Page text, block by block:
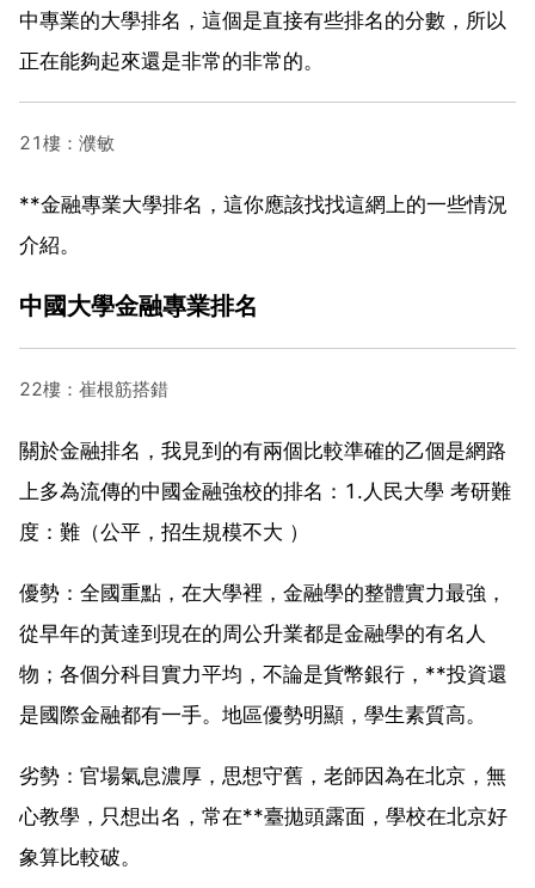
中專業的大學排名，這個是直接有些排名的分數，所以
正在能夠起來還是非常的非常的。
21樓：濮敏
**金融專業大學排名，這你應該找找這網上的一些情況
介紹。
中國大學金融專業排名
22樓：崔根筋搭錯
關於金融排名，我見到的有兩個比較準確的乙個是網路
上多為流傳的中國金融強校的排名：1.人民大學 考研難
度：難（公平，招生規模不大 ）
優勢：全國重點，在大學裡，金融學的整體實力最強，
從早年的黃達到現在的周公升業都是金融學的有名人
物；各個分科目實力平均，不論是貨幣銀行，**投資還
是國際金融都有一手。地區優勢明顯，學生素質高。
劣勢：官場氣息濃厚，思想守舊，老師因為在北京，無
心教學，只想出名，常在**臺拋頭露面，學校在北京好
象算比較破。